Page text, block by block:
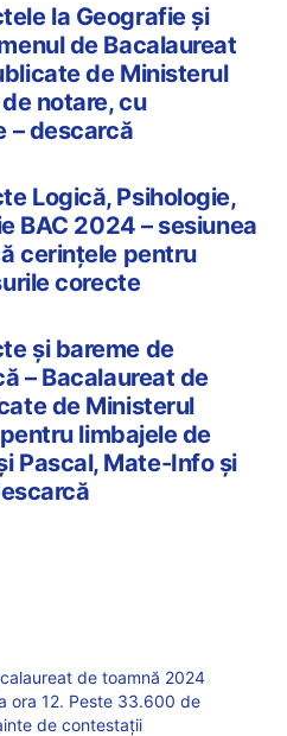
la Geografie și
de Bacalaureat
de Ministerul
notare, cu
– descarcă
Logică, Psihologie,
BAC 2024 – sesiunea
cerințele pentru
corecte
și bareme de
– Bacalaureat de
de Ministerul
limbajele de
Pascal, Mate-Info și
de toamnă 2024
ora 12. Peste 33.600 de
de contestații